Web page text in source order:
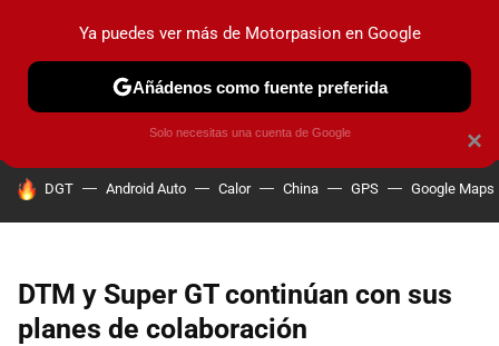
PRUEBAS COCHES ELÉCTRICOS OBSERVATORIO
HOY SE HABLA DE
DGT Android Auto Calor China GPS Google Maps
DTM y Super GT continúan con sus
planes de colaboración
×
Ya puedes ver más de Motorpasion en Google
Añádenos como fuente preferida
Solo necesitas una cuenta de Google